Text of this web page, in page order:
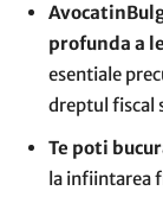
profunda a
esentiale
dreptul fiscal
Te poti
la infiintarea